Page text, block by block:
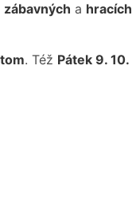
zábavných a hracích
. Též Pátek 9. 10.